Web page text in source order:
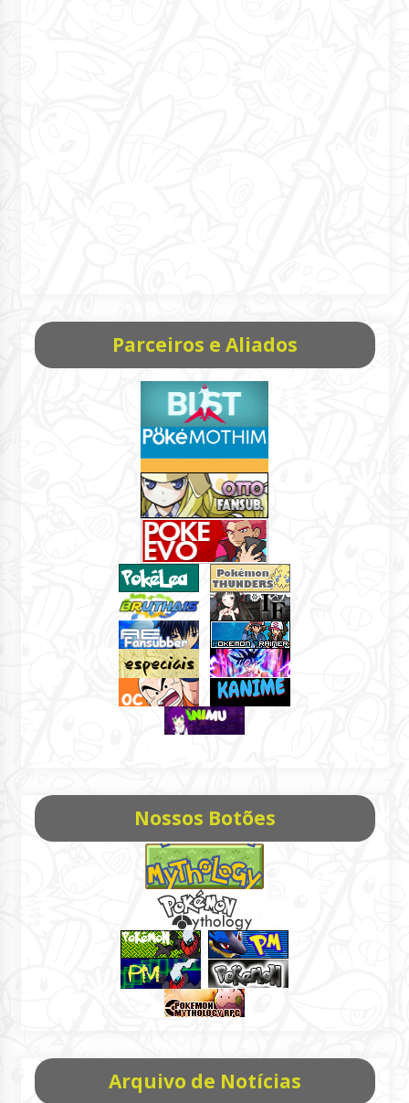
Parceiros e Aliados
Nossos Botões
Arquivo de Notícias